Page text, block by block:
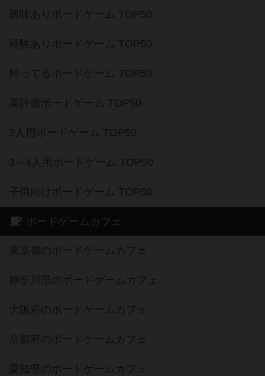
興味ありボードゲーム TOP50
経験ありボードゲーム TOP50
持ってるボードゲーム TOP50
高評価ボードゲーム TOP50
2人用ボードゲーム TOP50
3～4人用ボードゲーム TOP50
子供向けボードゲーム TOP50
ボードゲームカフェ
東京都のボードゲームカフェ
神奈川県のボードゲームカフェ
大阪府のボードゲームカフェ
京都府のボードゲームカフェ
愛知県のボードゲームカフェ